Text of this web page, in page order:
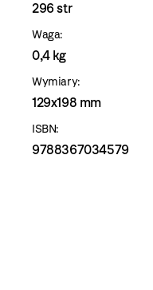
296 str
Waga:
0,4 kg
Wymiary:
129x198 mm
ISBN:
9788367034579